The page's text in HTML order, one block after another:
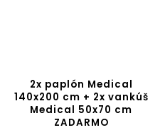
2x paplón Medical
140x200 cm + 2x vankúš
Medical 50x70 cm
ZADARMO